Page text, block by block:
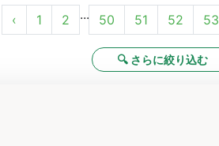
‹ 1 2 ... 50 51 52 53
🔍 さらに絞り込む